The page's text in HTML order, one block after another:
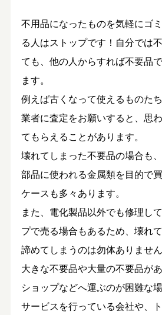
不用品になったものを気軽にゴ
る人はストップです！自分では
ても、他の人からすれば不要品
ます。
例えば古くなって使えるものた
業者に査定をお願いすると、思
てもらえることがあります。
壊れてしまった不要品の場合も
部品に使われる金属類を目的で
ケースも多々あります。
また、電化製品以外でも修理し
プで売る場合もあるため、壊れ
諦めてしまうのは勿体ありません
大きな不要品や大量の不要品が
ショップなどへ運ぶのが困難な
サービスを行っている会社や、